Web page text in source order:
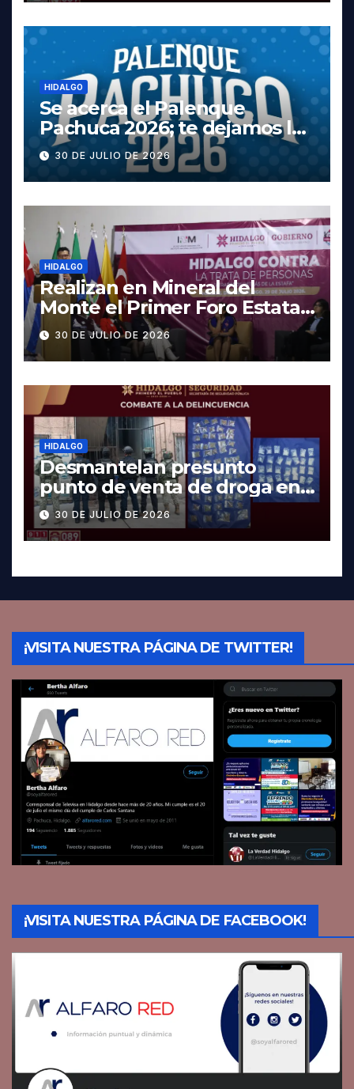
HIDALGO
Se acerca el Palenque
Pachuca 2026; te dejamos la
cartelera completa, las
fechas y los precios
30 DE JULIO DE 2026
HIDALGO
Realizan en Mineral del
Monte el Primer Foro Estatal
contra la Trata de Personas
30 DE JULIO DE 2026
HIDALGO
Desmantelan presunto
punto de venta de droga en
Pachuca; hay dos detenidos
30 DE JULIO DE 2026
¡VISITA NUESTRA PÁGINA DE TWITTER!
¡VISITA NUESTRA PÁGINA DE FACEBOOK!